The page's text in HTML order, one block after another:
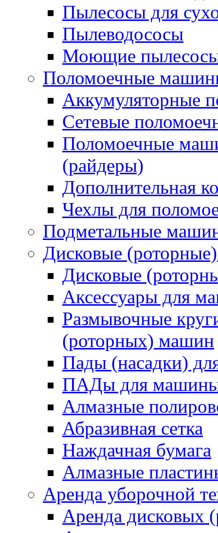
Пылесосы для
Пылеводососы
Моющие пылесосы
Поломоечные
Аккумуляторные
Сетевые
Поломоечные
(райдеры)
Дополнительная
Чехлы для
Подметальные
Дисковые
Дисковые
Аксессуары для
Размывочные
(роторных) машин
Пады (насадки)
ПАДы для
Алмазные
Абразивная сетка
Наждачная бумага
Алмазные
Аренда уборочной
Аренда дисковых